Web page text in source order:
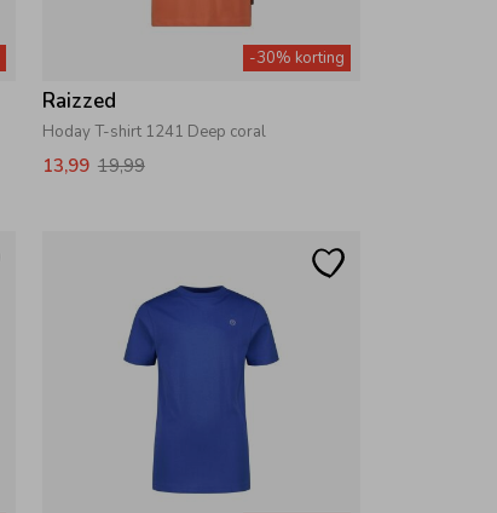
-30% korting
Raizzed
Hoday T-shirt 1241 Deep coral
13,99 19,99